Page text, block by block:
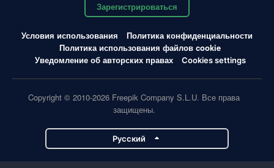
Зарегистрироваться
Условия использования
Политика конфиденциальности
Политика использования файлов cookie
Уведомление об авторских правах
Cookies settings
Copyright © 2010-2026 Freepik Company S.L.U. Все права
защищены.
Pусский